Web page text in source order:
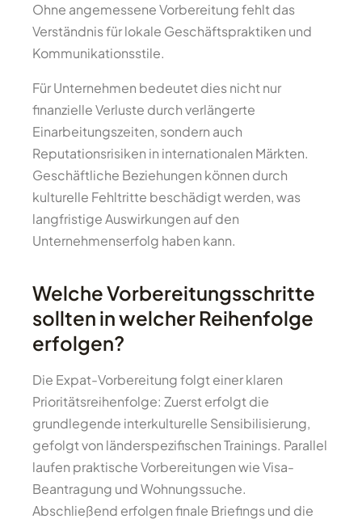
Ohne angemessene Vorbereitung fehlt das
Verständnis für lokale Geschäftspraktiken und
Kommunikationsstile.
Für Unternehmen bedeutet dies nicht nur
finanzielle Verluste durch verlängerte
Einarbeitungszeiten, sondern auch
Reputationsrisiken in internationalen Märkten.
Geschäftliche Beziehungen können durch
kulturelle Fehltritte beschädigt werden, was
langfristige Auswirkungen auf den
Unternehmenserfolg haben kann.
Welche Vorbereitungsschritte
sollten in welcher Reihenfolge
erfolgen?
Die Expat-Vorbereitung folgt einer klaren
Prioritätsreihenfolge: Zuerst erfolgt die
grundlegende interkulturelle Sensibilisierung,
gefolgt von länderspezifischen Trainings. Parallel
laufen praktische Vorbereitungen wie Visa-
Beantragung und Wohnungssuche.
Abschließend erfolgen finale Briefings und die